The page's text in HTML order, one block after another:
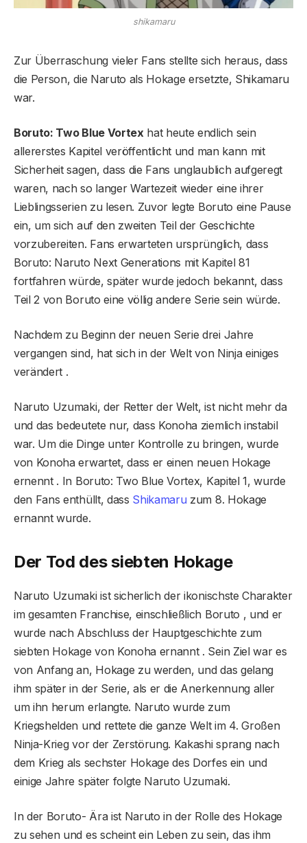
shikamaru
Zur Überraschung vieler Fans stellte sich heraus, dass
die Person, die Naruto als Hokage ersetzte, Shikamaru
war.
Boruto: Two Blue Vortex hat heute endlich sein
allererstes Kapitel veröffentlicht und man kann mit
Sicherheit sagen, dass die Fans unglaublich aufgeregt
waren, nach so langer Wartezeit wieder eine ihrer
Lieblingsserien zu lesen. Zuvor legte Boruto eine Pause
ein, um sich auf den zweiten Teil der Geschichte
vorzubereiten. Fans erwarteten ursprünglich, dass
Boruto: Naruto Next Generations mit Kapitel 81
fortfahren würde, später wurde jedoch bekannt, dass
Teil 2 von Boruto eine völlig andere Serie sein würde.
Nachdem zu Beginn der neuen Serie drei Jahre
vergangen sind, hat sich in der Welt von Ninja einiges
verändert .
Naruto Uzumaki, der Retter der Welt, ist nicht mehr da
und das bedeutete nur, dass Konoha ziemlich instabil
war. Um die Dinge unter Kontrolle zu bringen, wurde
von Konoha erwartet, dass er einen neuen Hokage
ernennt . In Boruto: Two Blue Vortex, Kapitel 1, wurde
den Fans enthüllt, dass Shikamaru zum 8. Hokage
ernannt wurde.
Der Tod des siebten Hokage
Naruto Uzumaki ist sicherlich der ikonischste Charakter
im gesamten Franchise, einschließlich Boruto , und er
wurde nach Abschluss der Hauptgeschichte zum
siebten Hokage von Konoha ernannt . Sein Ziel war es
von Anfang an, Hokage zu werden, und das gelang
ihm später in der Serie, als er die Anerkennung aller
um ihn herum erlangte. Naruto wurde zum
Kriegshelden und rettete die ganze Welt im 4. Großen
Ninja-Krieg vor der Zerstörung. Kakashi sprang nach
dem Krieg als sechster Hokage des Dorfes ein und
einige Jahre später folgte Naruto Uzumaki.
In der Boruto- Ära ist Naruto in der Rolle des Hokage
zu sehen und es scheint ein Leben zu sein, das ihm